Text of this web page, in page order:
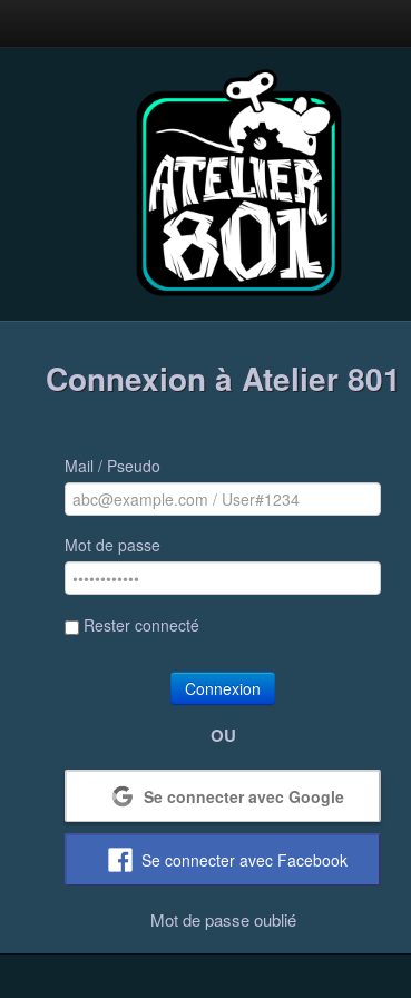
Connexion à Atelier 801
Mail / Pseudo
Mot de passe
Rester connecté
Connexion
OU
Se connecter avec Google
Se connecter avec Facebook
Mot de passe oublié